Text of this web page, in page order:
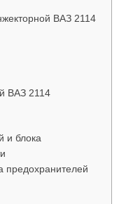
ВАЗ 2114
ВАЗ 2114
и блока
предохранителей